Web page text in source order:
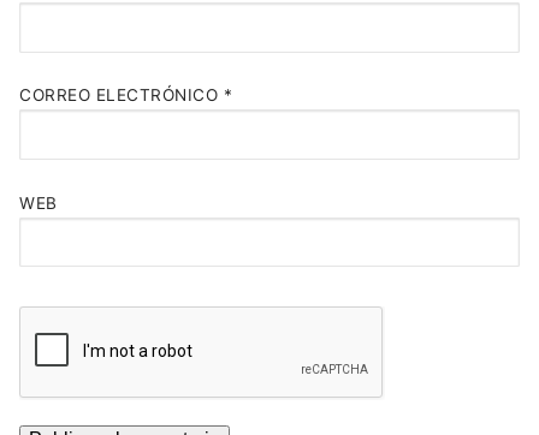
CORREO ELECTRÓNICO *
WEB